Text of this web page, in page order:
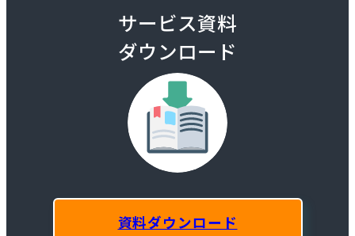
サービス資料
ダウンロード
資料ダウンロード